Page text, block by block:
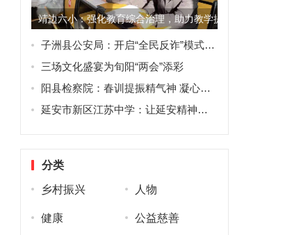
靖边六小：强化教育综合治理，助力教学提质增效
子洲县公安局：开启“全民反诈”模式，提高群众防范意识
三场文化盛宴为旬阳“两会”添彩
阳县检察院：春训提振精气神 凝心聚力起好步
延安市新区江苏中学：让延安精神赋能教育发展
分类
乡村振兴 人物
健康 公益慈善